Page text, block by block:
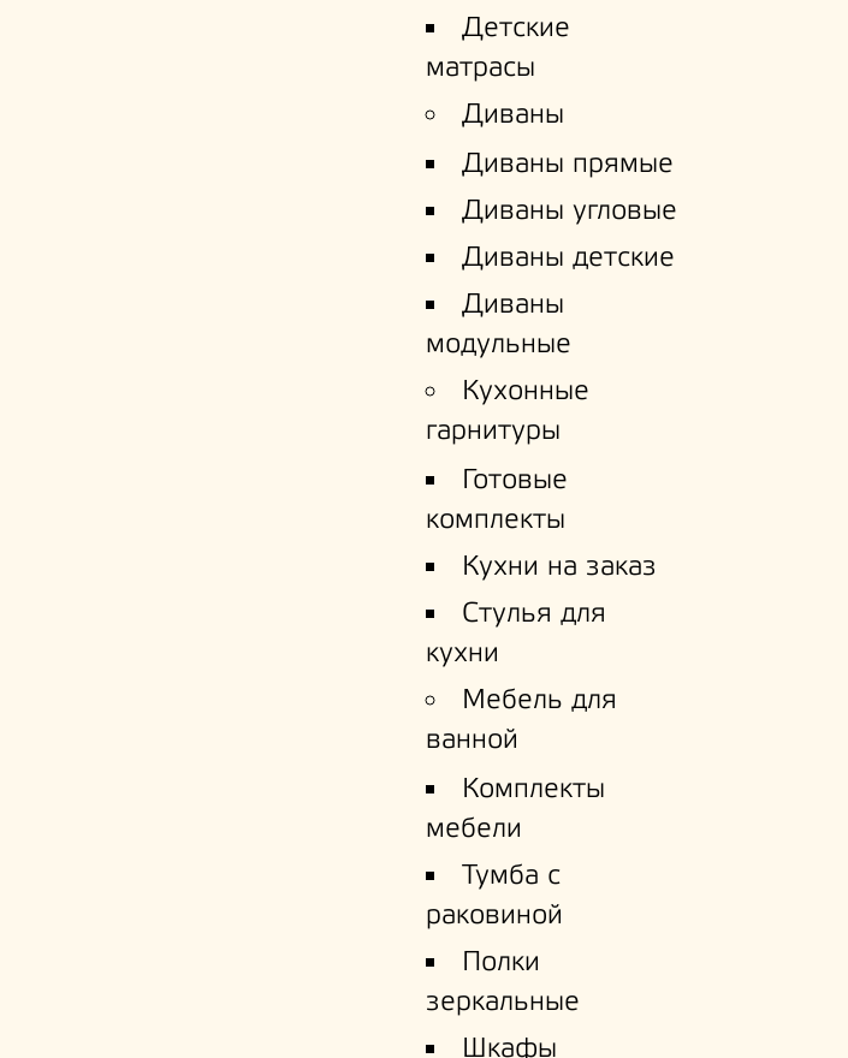
Детские
матрасы
Диваны
Диваны прямые
Диваны угловые
Диваны детские
Диваны
модульные
Кухонные
гарнитуры
Готовые
комплекты
Кухни на заказ
Стулья для
кухни
Мебель для
ванной
Комплекты
мебели
Тумба с
раковиной
Полки
зеркальные
Шкафы